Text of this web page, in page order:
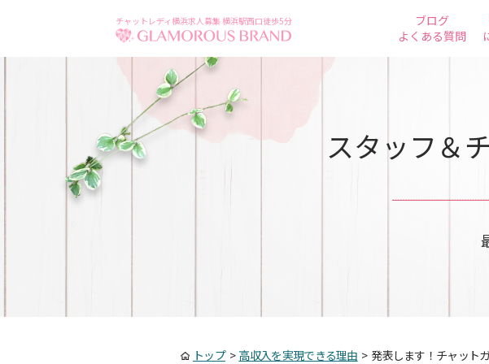
チャットレディ横浜求人募集 横浜駅西口徒歩5分
ブログ
よくある質問
スタッフ＆
トップ> 高収入を実現できる理由 > 発表します！チャット